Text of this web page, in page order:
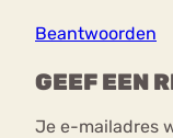
Beantwoorden
GEEF EEN
Je e-mailadres